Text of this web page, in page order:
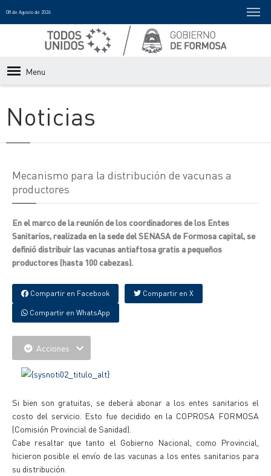
08 de Agosto de 2026
Menu
Noticias
Mecanismo para la distribución de vacunas a
productores
En el marco de la reunión de los coordinadores de los Entes
Sanitarios, realizada en la sede del SENASA de Formosa capital, se
definió distribuir las vacunas antiaftosa gratis a pequeños
productores (hasta 100 cabezas).
Compartir en Facebook Compartir en X
Compartir en WhatsApp
Acciones
Si bien son gratuitas, se deberá abonar a los entes sanitarios el
costo del servicio. Esto fue decidido en la COPROSA FORMOSA
(Comisión Provincial de Sanidad).
Cabe resaltar que tanto el Gobierno Nacional, como Provincial,
hicieron posible el envío de las vacunas a los entes sanitarios para
su distribución.